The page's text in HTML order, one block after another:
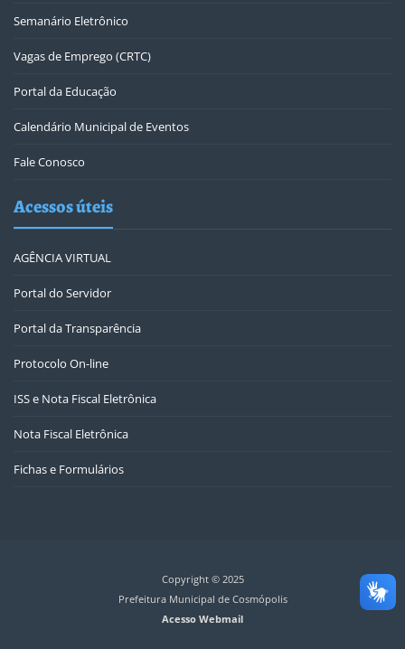
Semanário Eletrônico
Vagas de Emprego (CRTC)
Portal da Educação
Calendário Municipal de Eventos
Fale Conosco
Acessos úteis
AGÊNCIA VIRTUAL
Portal do Servidor
Portal da Transparência
Protocolo On-line
ISS e Nota Fiscal Eletrônica
Nota Fiscal Eletrônica
Fichas e Formulários
Copyright © 2025
Prefeitura Municipal de Cosmópolis
Acesso Webmail